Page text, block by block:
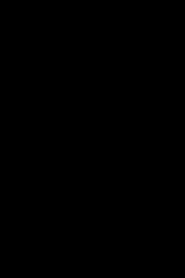
Het Fonds streeft ernaar inkomsten
aangehouden (de precieze VD
teruggekocht tegen de geldende
goeddunken van de Beheerder
Het Fonds hanteert een strategie
(onder andere met inachtneming
Het Fonds bouwt de portefeuille zo
die luiden in verschillende valuta's
Europa of daar het merendeel van
gelijkwaardige rating hebben. Dit